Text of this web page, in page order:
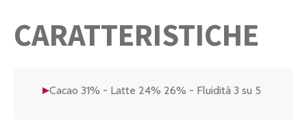
CARATTERISTICHE
Cacao 31% - Latte 24% 26% - Fluidità 3 su 5